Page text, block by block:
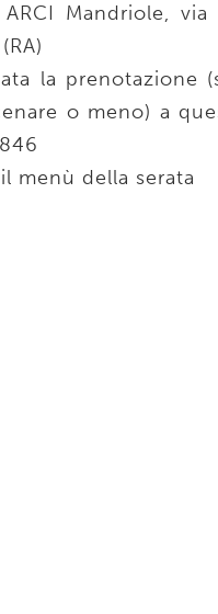
Mandriole,
la prenotazione
o meno) a
menù della serata